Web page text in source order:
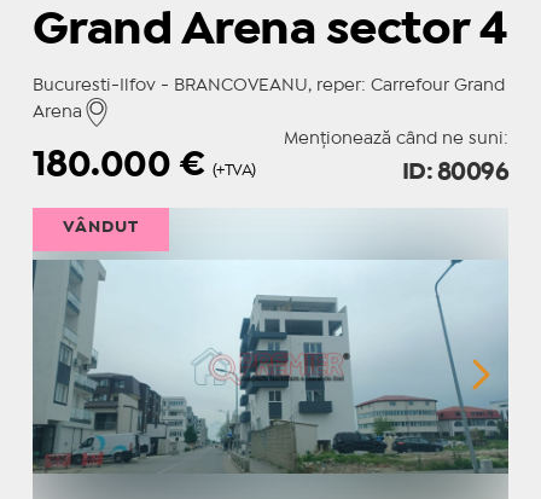
Grand Arena sector 4
Bucuresti-Ilfov - BRANCOVEANU, reper: Carrefour Grand
Arena
Menționează când ne suni:
180.000 € (+TVA) ID: 80096
VÂNDUT